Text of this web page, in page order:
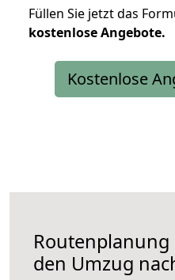
Füllen Sie jetzt das
kostenloseAngebote.
Kostenlose
den Umzug